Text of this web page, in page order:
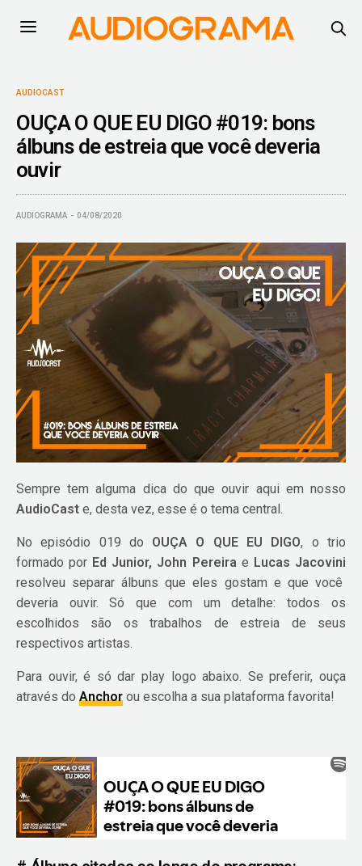
AUDIOCAST
OUÇA O QUE EU DIGO #019: bons
álbuns de estreia que você deveria
ouvir
AUDIOGRAMA 04/08/2020
Sempre tem alguma dica do que ouvir aqui em nosso
AudioCast e, desta vez, esse é o tema central.
No episódio 019 do OUÇA O QUE EU DIGO, o trio
formado por Ed Junior, John Pereirae Lucas Jacovini
resolveu separar álbuns que eles gostam e que você
deveria ouvir. Só que com um detalhe: todos os
escolhidos são os trabalhos de estreia de seus
respectivos artistas.
Para ouvir, é só dar play logo abaixo. Se preferir, ouça
através doAnchor ou escolha a sua plataforma favorita!